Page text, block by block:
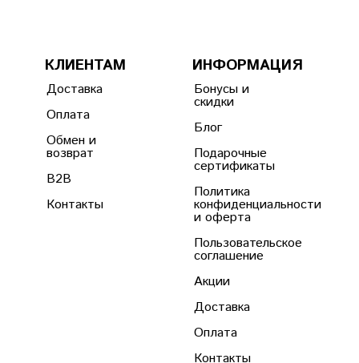
КЛИЕНТАМ
Доставка
Оплата
Обмен и
возврат
B2B
Контакты
ИНФОРМАЦИЯ
Бонусы и
скидки
Блог
Подарочные
сертификаты
Политика
конфиденциальности
и оферта
Пользовательское
соглашение
Акции
Доставка
Оплата
Контакты